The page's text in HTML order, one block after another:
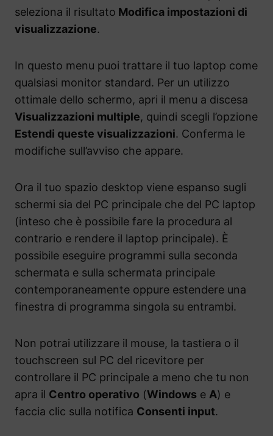
seleziona il risultato Modifica impostazioni di
visualizzazione.
In questo menu puoi trattare il tuo laptop come
qualsiasi monitor standard. Per un utilizzo
ottimale dello schermo, apri il menu a discesa
Visualizzazioni multiple, quindi scegli l’opzione
Estendi queste visualizzazioni. Conferma le
modifiche sull’avviso che appare.
Ora il tuo spazio desktop viene espanso sugli
schermi sia del PC principale che del PC laptop
(inteso che è possibile fare la procedura al
contrario e rendere il laptop principale). È
possibile eseguire programmi sulla seconda
schermata e sulla schermata principale
contemporaneamente oppure estendere una
finestra di programma singola su entrambi.
Non potrai utilizzare il mouse, la tastiera o il
touchscreen sul PC del ricevitore per
controllare il PC principale a meno che tu non
apra il Centro operativo (Windows e A) e
faccia clic sulla notifica Consenti input.